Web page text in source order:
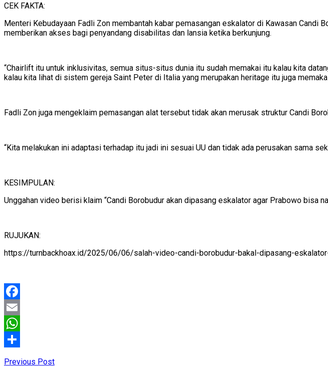
CEK FAKTA:
Menteri Kebudayaan Fadli Zon membantah kabar pemasangan eskalator di Kawasan
memberikan akses bagi penyandang disabilitas dan lansia ketika berkunjung.
“Chairlift itu untuk inklusivitas, semua situs-situs dunia itu sudah memakai itu kalau kita
kalau kita lihat di sistem gereja Saint Peter di Italia yang merupakan heritage itu juga
Fadli Zon juga mengeklaim pemasangan alat tersebut tidak akan merusak struktur Candi
“Kita melakukan ini adaptasi terhadap itu jadi ini sesuai UU dan tidak ada perusakan sama
KESIMPULAN:
Unggahan video berisi klaim “Candi Borobudur akan dipasang eskalator agar Prabowo bisa
RUJUKAN:
https://turnbackhoax.id/2025/06/06/salah-video-candi-borobudur-bakal-dipasang-
Facebook
Email
WhatsApp
Previous Post